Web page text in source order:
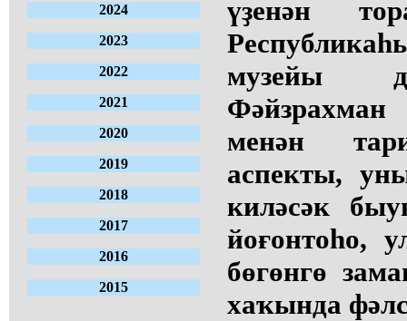
2024
2023
2022
2021
2020
2019
2018
2017
2016
2015
үҙенән
музейы
менән
аспекты,
киләсәк
йоғонтоһо,
бөгөнгө
хаҡында